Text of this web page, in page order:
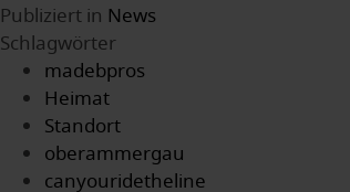
Publiziert in News
Schlagwörter
madebpros
Heimat
Standort
oberammergau
canyouridetheline